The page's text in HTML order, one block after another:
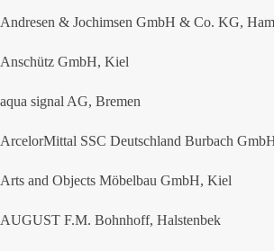
Andresen & Jochimsen GmbH & Co. KG,
Anschütz GmbH, Kiel
aqua signal AG, Bremen
ArcelorMittal SSC Deutschland Burbach
Arts and Objects Möbelbau GmbH, Kiel
AUGUST F.M. Bohnhoff, Halstenbek